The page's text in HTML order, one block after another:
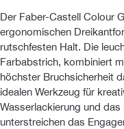
Der Faber-Castell Colour
ergonomischen
rutschfesten Halt. Die
Farbabstrich, kombiniert
höchster Bruchsicherheit
idealen Werkzeug für
Wasserlackierung und
unterstreichen das